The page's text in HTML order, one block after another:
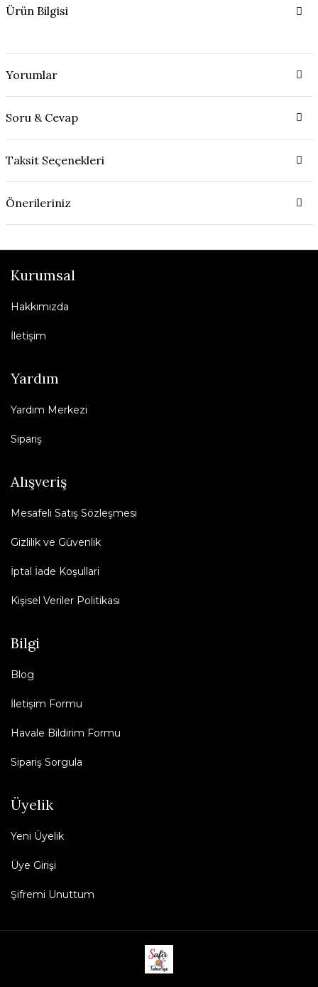
Ürün Bilgisi
Yorumlar
Soru & Cevap
Taksit Seçenekleri
Önerileriniz
Kurumsal
Hakkımızda
İletişim
Yardım
Yardım Merkezi
Sipariş
Alışveriş
Mesafeli Satış Sözleşmesi
Gizlilik ve Güvenlik
İptal İade Koşullari
Kişisel Veriler Politikası
Bilgi
Blog
İletişim Formu
Havale Bildirim Formu
Sipariş Sorgula
Üyelik
Yeni Üyelik
Üye Girişi
Şifremi Unuttum